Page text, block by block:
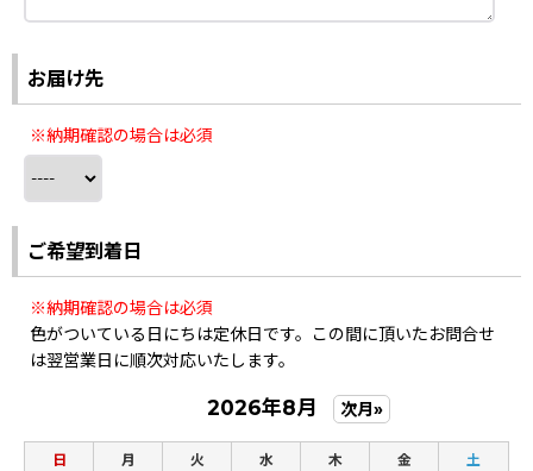
お届け先
※納期確認の場合は必須
ご希望到着日
※納期確認の場合は必須
色がついている日にちは定休日です。この間に頂いたお問合せ
は翌営業日に順次対応いたします。
2026年8月 次月»
日 月 火 水 木 金 土